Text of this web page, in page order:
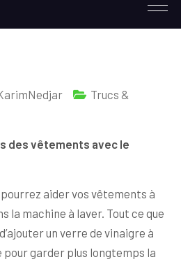
Trucs &
des vêtements avec le
aider vos vêtements à
la machine à laver. Tout ce que
un verre de vinaigre à
garder plus longtemps la